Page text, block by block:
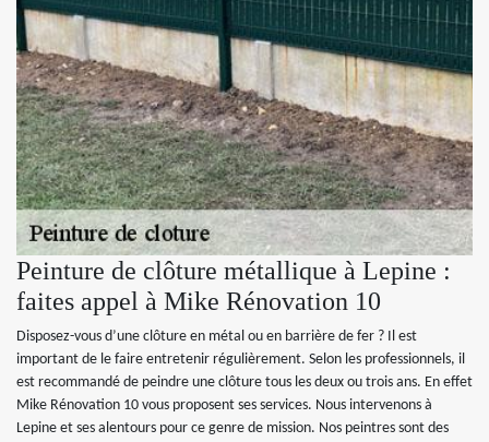
Peinture de clôture métallique à Lepine :
faites appel à Mike Rénovation 10
Disposez-vous d’une clôture en métal ou en barrière de fer ? Il est
important de le faire entretenir régulièrement. Selon les professionnels, il
est recommandé de peindre une clôture tous les deux ou trois ans. En effet
Mike Rénovation 10 vous proposent ses services. Nous intervenons à
Lepine et ses alentours pour ce genre de mission. Nos peintres sont des